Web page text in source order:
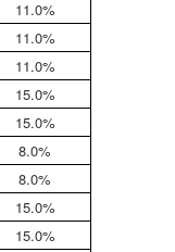
11.0%
11.0%
11.0%
15.0%
15.0%
8.0%
8.0%
15.0%
15.0%